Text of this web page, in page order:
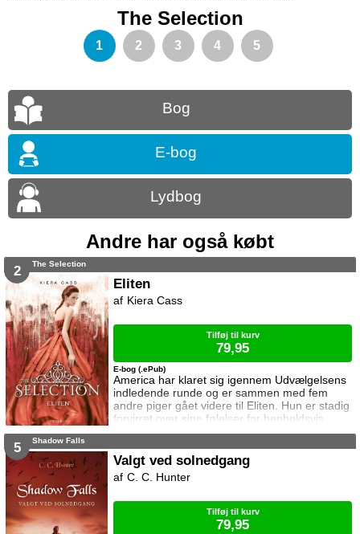
The Selection
1 2 3 4 5
Bog
E-bog
Lydbog
Andre har også købt
2 The Selection
Eliten
America har klaret sig igennem Udvælgelsens
indledende runde og er sammen med fem
andre piger gået videre til Eliten. Hun er stadig
forvirret over sine følelser for henholdsvis
prins Maxon og Aspen. Da hun endelig føler
på hovedet. Samtidig bliver angrebene fra de
to oprørsgrupper stadig mere hyppige, og
America begynder at få en mistanke om hvad
E-bog (.ePub)
Kiera Cass
Tilføj til kurv
79,95
5 Shadow Falls
Valgt ved solnedgang
C. C. Hunter
Tilføj til kurv
79,95